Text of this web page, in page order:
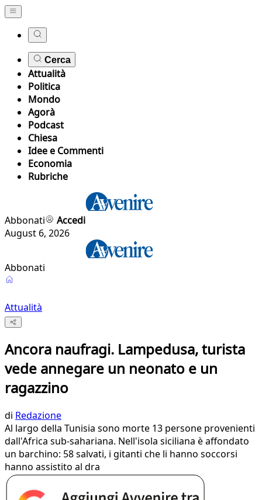
Cerca
Attualità
Politica
Mondo
Agorà
Podcast
Chiesa
Idee e Commenti
Economia
Rubriche
Abbonati
Accedi
August 6, 2026
Abbonati
Attualità
Ancora naufragi. Lampedusa, turista
vede annegare un neonato e un
ragazzino
di Redazione
Al largo della Tunisia sono morte 13 persone provenienti
dall'Africa sub-sahariana. Nell'isola siciliana è affondato
un barchino: 58 salvati, i gitanti che li hanno soccorsi
hanno assistito al dra